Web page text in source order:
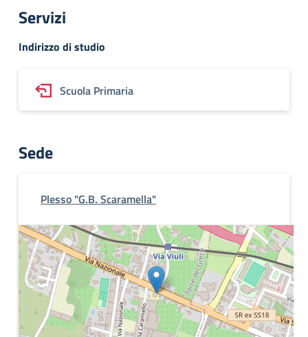
Servizi
Indirizzo di studio
Scuola Primaria
Sede
Plesso "G.B. Scaramella"